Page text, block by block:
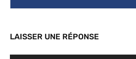
LAISSER UNE RÉPONSE